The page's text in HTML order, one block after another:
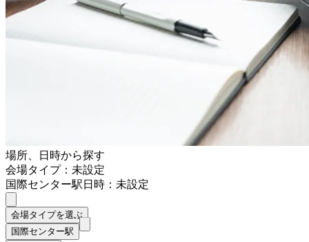
場所、日時から探す
会場タイプ：未設定
国際センター駅日時：未設定
会場タイプを選ぶ
国際センター駅